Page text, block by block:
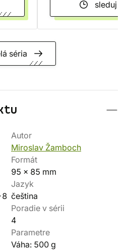
sleduj
séria
Autor
Miroslav Žamboch
Formát
95 x 85 mm
Jazyk
čeština
Poradie v sérii
4
Parametre
Váha: 500 g